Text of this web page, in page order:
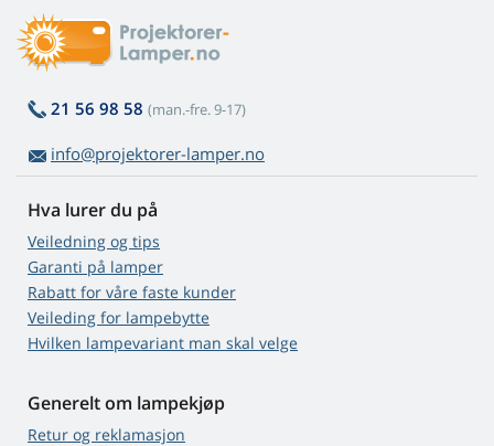
21 56 98 58 (man.-fre. 9-17)
info@projektorer-lamper.no
Hva lurer du på
Veiledning og tips
Garanti på lamper
Rabatt for våre faste kunder
Veileding for lampebytte
Hvilken lampevariant man skal velge
Generelt om lampekjøp
Retur og reklamasjon